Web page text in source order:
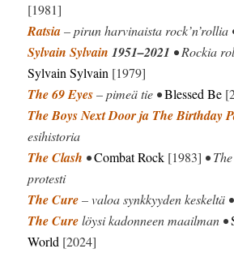
[1981]
Ratsia– pirun harvinaista rock’n’rollia
Sylvain Sylvain 1951–2021 • Rockia
Sylvain Sylvain [1979]
The 69 Eyes– pimeä tie •Blessed Be
The Boys Next Door ja The Birthday
esihistoria
The Clash •Combat Rock [1983] •
protesti
The Cure– valoa synkkyyden keskeltä
The Curelöysi kadonneen maailman •
World [2024]